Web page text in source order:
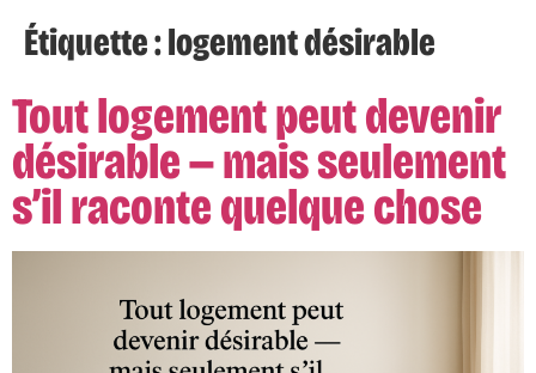
Étiquette :logement désirable
Tout logement peut devenir
désirable — mais seulement
s’il raconte quelque chose